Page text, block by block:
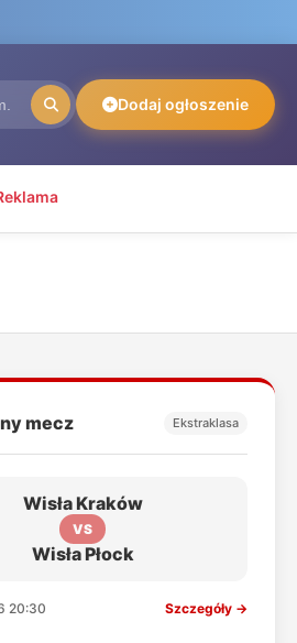
Dodaj ogłoszenie
mecz Ekstraklasa
Wisła Kraków
VS
Wisła Płock
20:30 Szczegóły →